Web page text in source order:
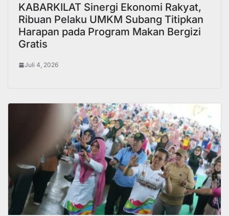
KABARKILAT Sinergi Ekonomi Rakyat,
Ribuan Pelaku UMKM Subang Titipkan
Harapan pada Program Makan Bergizi
Gratis
Juli 4, 2026